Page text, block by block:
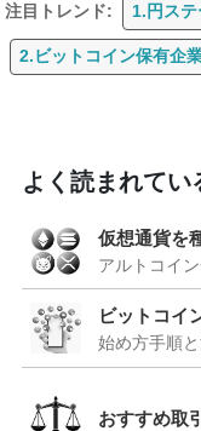
注目トレンド: 1.円ステ
2.ビットコイン保有企
よく読まれてい
仮想通貨を
アルトコイ
ビットコイ
始め方手順
おすすめ取